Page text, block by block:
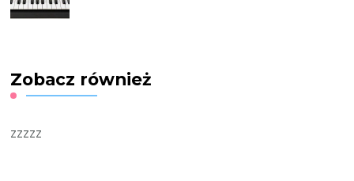
Zobacz również
zzzzz